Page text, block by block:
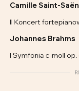
Camille Saint-
II Koncert
Johannes Brahms
I Symfonia c-moll op.